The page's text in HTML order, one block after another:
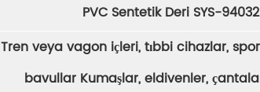
PVC Sentetik Deri SYS-94032
Tren veya vagon içleri, tıbbi cihazlar,
bavullar Kumaşlar, eldivenler,